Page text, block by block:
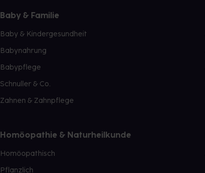
Baby & Familie
Baby & Kindergesundheit
Babynahrung
Babypflege
Schnuller & Co.
Zahnen & Zahnpflege
Homöopathie & Naturheilkunde
Homöopathisch
Pflanzlich